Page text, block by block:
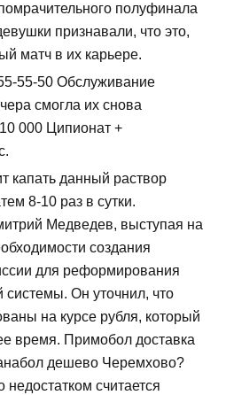
полуфинала
признавали, что это,
матч в их карьере.
55-50 Обслуживание
смогла их снова
000 Ципионат +
капать данный раствор
8-10 раз в сутки.
Медведев, выступая на
создания
для реформирования
Он уточнил, что
на курсе рубля, который
время. Примобол доставка
дешево Черемхово?
считается